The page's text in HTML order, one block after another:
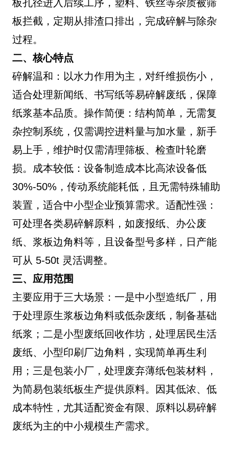
板孔径进入后续工序，塑料、铁丝等杂质被筛
板拦截，定期从排渣口排出，完成碎解与除杂
过程。
二、核心特点
碎解温和：以水力作用为主，对纤维损伤小，
适合处理新闻纸、书写纸等易碎解废纸，保障
纸浆基本品质。操作简便：结构简单，无需复
杂控制系统，仅需调控进料量与加水量，新手
易上手，维护时仅需清理筛板、检查叶轮磨
损。成本较低：设备制造成本比高浓设备低
30%-50%，传动系统能耗低，且无需特殊辅助
装置，适合中小型企业预算需求。适配性强：
可处理各类易碎解原料，如废报纸、办公废
纸、浆板边角料等，且设备型号多样，日产能
可从 5-50t 灵活调整。
三、应用范围
主要应用于三大场景：一是中小型造纸厂，用
于处理原生浆板边角料或低杂废纸，制备基础
纸浆；二是小型废纸回收作坊，处理居民生活
废纸、小型印刷厂边角料，实现简单再生利
用；三是包装小厂，处理废弃薄纸包装材料，
为简易包装纸板生产提供原料。因其低浓、低
成本特性，尤其适配资金有限、原料以易碎解
废纸为主的中小规模生产需求。